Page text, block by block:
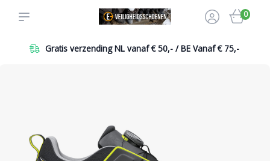
0
Gratis verzending NL vanaf € 50,- / BE Vanaf € 75,-